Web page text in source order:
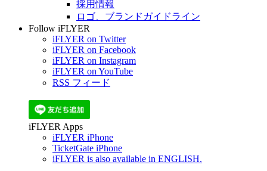
採用情報
ロゴ、ブランドガイドライン
Follow iFLYER
iFLYER on Twitter
iFLYER on Facebook
iFLYER on Instagram
iFLYER on YouTube
RSS フィード
iFLYER Apps
iFLYER iPhone
TicketGate iPhone
iFLYER is also available in ENGLISH.